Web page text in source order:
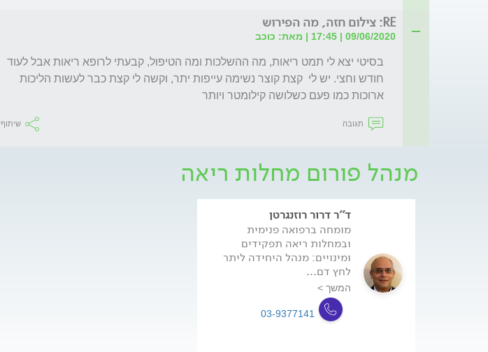
RE: צילום חזה, מה הפירוש
09/06/2020 | 17:45 | מאת: כוכב
ארוכות כמו פעם כשלושה קילומטר ויותר
תגובה שיתוף
מנהל פורום מחלות ריאה
ד''ר דרור רוזנגרטן
מומחה ברפואה פנימית
ובמחלות ריאה תפקידים
ומינויים: מנהל היחידה ליתר
לחץ דם...
המשך >
03-9377141